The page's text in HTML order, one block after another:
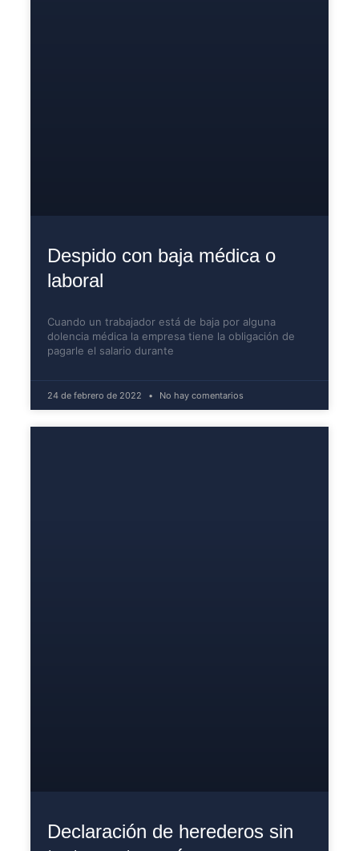
Despido con baja médica o
laboral
Cuando un trabajador está de baja por alguna
dolencia médica la empresa tiene la obligación de
pagarle el salario durante
24 de febrero de 2022 No hay comentarios
Declaración de herederos sin